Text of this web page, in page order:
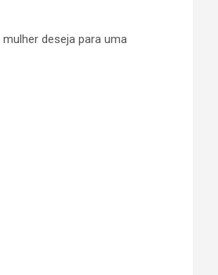
deseja para uma